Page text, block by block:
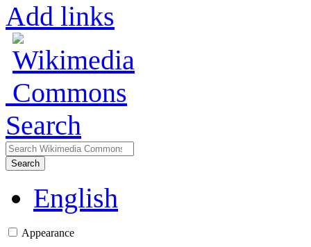
Add links
Search
Search
English
Appearance